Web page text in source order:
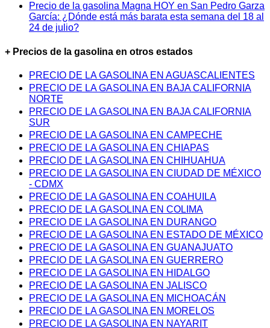
Precio de la gasolina Magna HOY en San Pedro Garza
García: ¿Dónde está más barata esta semana del 18 al
24 de julio?
+ Precios de la gasolina en otros estados
PRECIO DE LA GASOLINA EN AGUASCALIENTES
PRECIO DE LA GASOLINA EN BAJA CALIFORNIA
NORTE
PRECIO DE LA GASOLINA EN BAJA CALIFORNIA
SUR
PRECIO DE LA GASOLINA EN CAMPECHE
PRECIO DE LA GASOLINA EN CHIAPAS
PRECIO DE LA GASOLINA EN CHIHUAHUA
PRECIO DE LA GASOLINA EN CIUDAD DE MÉXICO
- CDMX
PRECIO DE LA GASOLINA EN COAHUILA
PRECIO DE LA GASOLINA EN COLIMA
PRECIO DE LA GASOLINA EN DURANGO
PRECIO DE LA GASOLINA EN ESTADO DE MÉXICO
PRECIO DE LA GASOLINA EN GUANAJUATO
PRECIO DE LA GASOLINA EN GUERRERO
PRECIO DE LA GASOLINA EN HIDALGO
PRECIO DE LA GASOLINA EN JALISCO
PRECIO DE LA GASOLINA EN MICHOACÁN
PRECIO DE LA GASOLINA EN MORELOS
PRECIO DE LA GASOLINA EN NAYARIT